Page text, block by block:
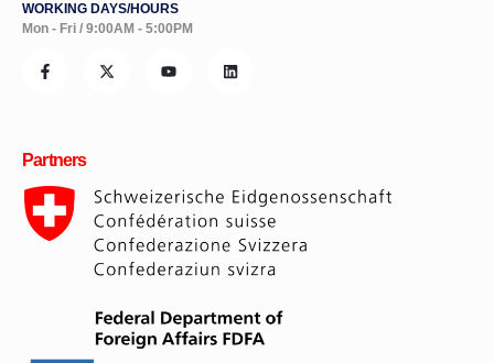
WORKING DAYS/HOURS
Mon - Fri / 9:00AM - 5:00PM
Partners